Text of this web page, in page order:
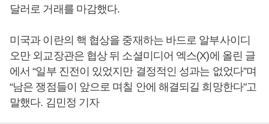
달러로 거래를 마감했다.
미국과 이란의 핵 협상을 중재하는 바드로 알부사이디
오만 외교장관은 협상 뒤 소셜미디어 엑스(X)에 올린 글
에서 “일부 진전이 있었지만 결정적인 성과는 없었다”며
“남은 쟁점들이 앞으로 며칠 안에 해결되길 희망한다"고
말했다. 김민정 기자